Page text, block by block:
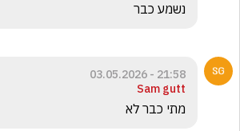
נשמע כבר
21:58 - 03.05.2026
Sam gutt
מתי כבר לא